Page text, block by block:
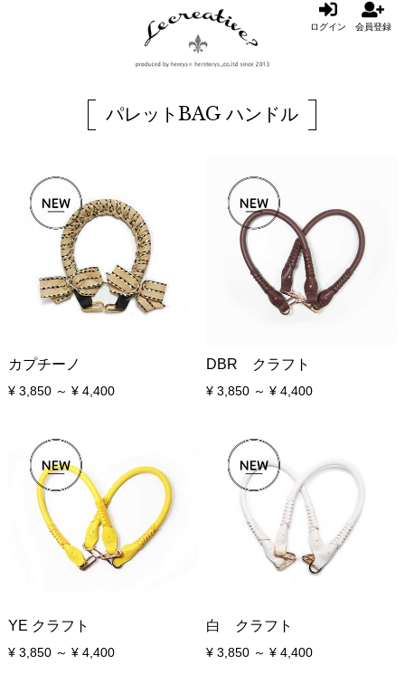
ログイン 会員登録
パレットBAG ハンドル
カプチーノ
¥ 3,850 ～ ¥ 4,400
DBR クラフト
¥ 3,850 ～ ¥ 4,400
YE クラフト
¥ 3,850 ～ ¥ 4,400
白 クラフト
¥ 3,850 ～ ¥ 4,400